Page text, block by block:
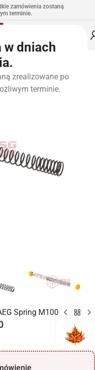
w dniach
zrealizowane po
terminie.
zamówienia zostaną
terminie.
Spring M100